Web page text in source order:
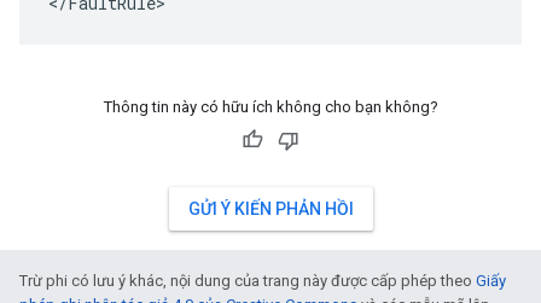
Thông tin này có hữu ích không cho bạn không?
GỬI Ý KIẾN PHẢN HỒI
Trừ phi có lưu ý khác, nội dung của trang này được cấp phép theo Giấy